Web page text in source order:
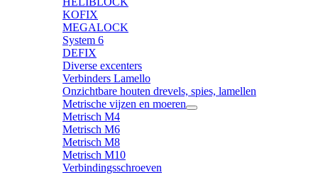
KOFIX
MEGALOCK
System 6
DEFIX
Diverse excenters
Verbinders Lamello
Onzichtbare houten drevels, spies, lamellen
Metrische vijzen en moeren
Metrisch M4
Metrisch M6
Metrisch M8
Metrisch M10
Verbindingsschroeven